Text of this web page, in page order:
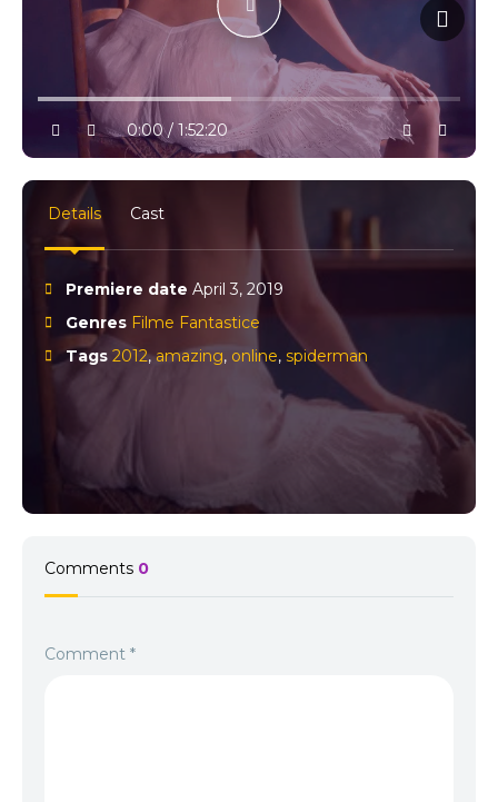
10% progress
play volume0:00 / 1:52:20 settings
Details Cast
Premiere date April 3, 2019
Genres Filme Fantastice
Tags 2012,amazing, online,spiderman
Comments 0
Comment *